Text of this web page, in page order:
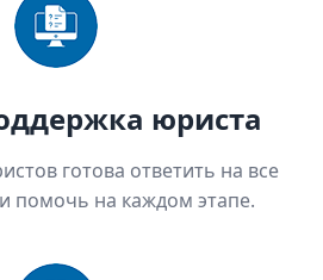
юриста
готова ответить на все
помочь на каждом этапе.